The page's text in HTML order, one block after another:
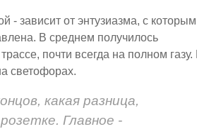
- зависит от энтузиазма, с которым
В среднем получилось
почти всегда на полном газу.
светофорах.
какая разница,
Главное -